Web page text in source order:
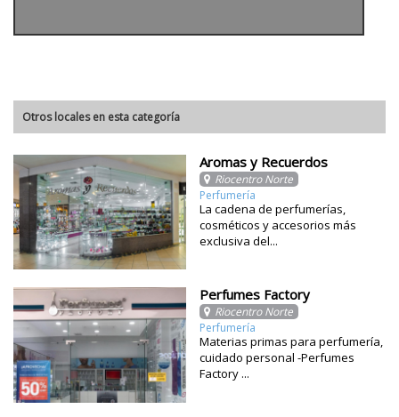
Otros locales en esta categoría
Aromas y Recuerdos
Riocentro Norte
Perfumería
La cadena de perfumerías,
cosméticos y accesorios más
exclusiva del...
Perfumes Factory
Riocentro Norte
Perfumería
Materias primas para perfumería,
cuidado personal -Perfumes
Factory ...